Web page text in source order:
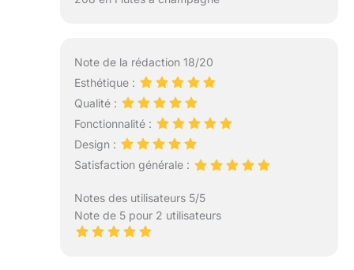
Note de la rédaction 18/20
Esthétique :
Qualité :
Fonctionnalité :
Design :
Satisfaction générale :
Notes des utilisateurs 5/5
Note de 5 pour 2 utilisateurs